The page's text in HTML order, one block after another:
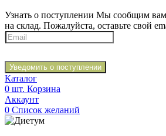
Узнать о поступлении Мы сообщим вам,
на склад. Пожалуйста, оставьте свой
Уведомить о поступлении
Каталог
0 шт. Корзина
Аккаунт
0 Список желаний